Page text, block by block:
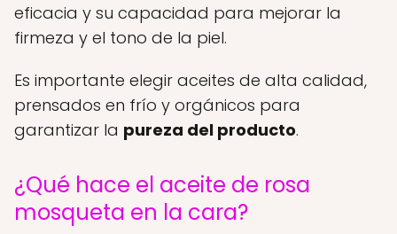
eficacia y su capacidad para mejorar la
firmeza y el tono de la piel.
Es importante elegir aceites de alta calidad,
prensados en frío y orgánicos para
garantizar la pureza del producto.
¿Qué hace el aceite de rosa
mosqueta en la cara?